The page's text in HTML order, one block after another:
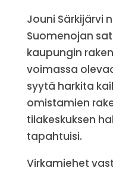
Jouni Särkijärvi
Suomenojan
kaupungin
voimassa
syytä harkita
omistamien
tilakeskuksen
tapahtuisi.
Virkamiehet